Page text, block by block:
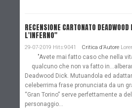
RECENSIONE CARTONATO
L'INFERNO"
29-07-2019 Hits:9041 Critica d'Autore
"Avete mai fatto caso che nella
qualcuno che non va fatto
Deadwood Dick. Mutuandola ed
celeberrima frase pronunciata da un
“Gran Torino” serve perfettamente a
personaggio...